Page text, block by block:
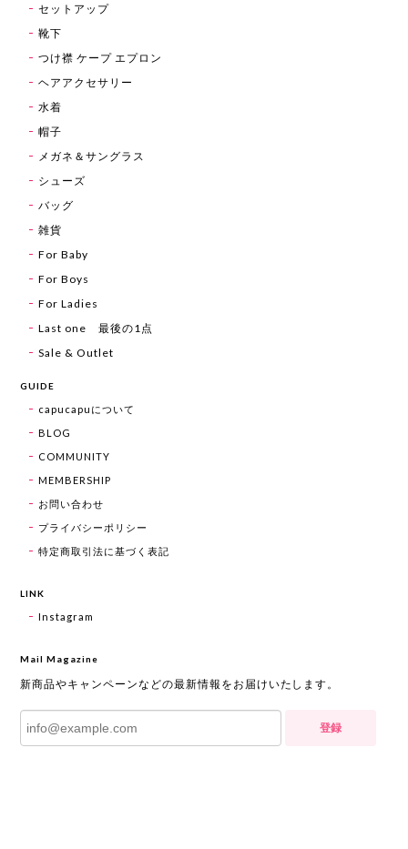
セットアップ
靴下
つけ襟 ケープ エプロン
ヘアアクセサリー
水着
帽子
メガネ＆サングラス
シューズ
バッグ
雑貨
For Baby
For Boys
For Ladies
Last one 最後の1点
Sale & Outlet
GUIDE
capucapuについて
BLOG
COMMUNITY
MEMBERSHIP
お問い合わせ
プライバシーポリシー
特定商取引法に基づく表記
LINK
Instagram
Mail Magazine
新商品やキャンペーンなどの最新情報をお届けいたします。
登録